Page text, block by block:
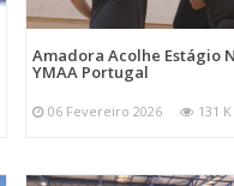
Amadora Acolhe Estágio
YMAA Portugal
06 Fevereiro 2026 131 K